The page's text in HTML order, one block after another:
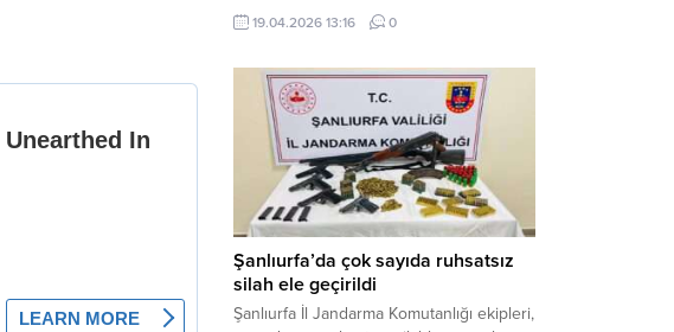
panelde, günümüzün manevi ve
toplumsal sorunlarına Risale-i Nur
Necmettin Cevheri Kültür Merkezi’nde
gerçekleştirilen “Küresel Vicdan,
İnsaniyet ve Demokrasi” başlıklı panel,
hürriyet, adalet ve hukuk vurgularıyla
yoğun katılıma sahne oldu. Haber
Merkezi – Bediüzzaman Eğitim Kültür ve
Sanat...
19.04.2026 13:16 0
Şanlıurfa’da çok sayıda ruhsatsız
silah ele geçirildi
Şanlıurfa İl Jandarma Komutanlığı ekipleri,